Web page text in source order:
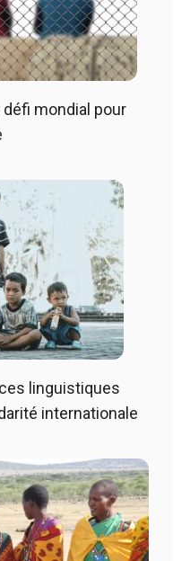
mondial pour
linguistiques
internationale